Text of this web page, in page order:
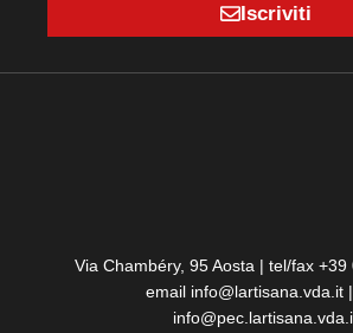
Iscriviti
Via Chambéry, 95 Aosta | tel/fax
email info@lartisana.vda.it